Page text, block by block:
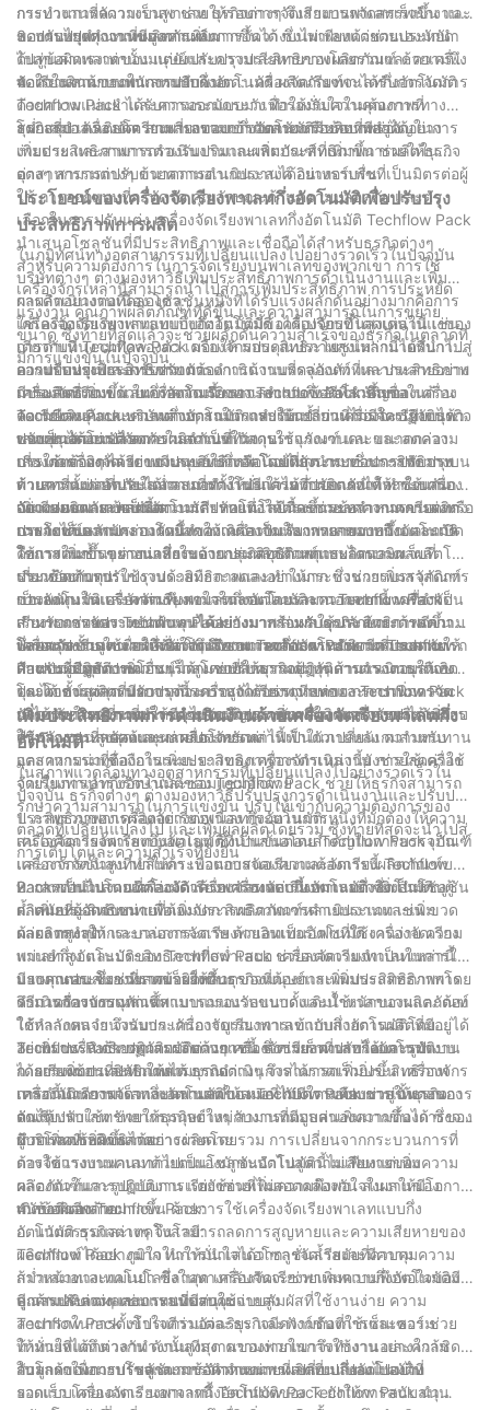
การทำงานที่ความเร็วสูง ช่วยให้รอบการจัดเรียงบนพาเลทเร็วขึ้น และ
ลดการหยุดทำงานของการผลิต
กระบวนการจัดวางบนพาเลท ธุรกิจต่างๆ จึงสามารถจัดสรรพนักงาน
ของตนไปทำงานที่มีมูลค่าเพิ่มมากขึ้นได้ ซึ่งไม่เพียงแต่ช่วยประหยัด
ต้นทุนค่าแรงเท่านั้น แต่ยังปรับปรุงประสิทธิภาพโดยรวมและความพึง
พอใจในงานของพนักงานอีกด้วย
3. ปรับปรุงคุณภาพผลิตภัณฑ์: การจัดวางบนพาเลทด้วยตนเองมักนำ
ไปสู่ข้อผิดพลาดของมนุษย์และความเสียหายของผลิตภัณฑ์ ด้วยเครื่อง
จัดเรียงสินค้าบนพาเลทแบบกึ่งอัตโนมัติ ผลิตภัณฑ์จะได้รับการจัดการ
ด้วยความแม่นยำและความระมัดระวัง ทำให้มั่นใจในคุณภาพที่
สม่ำเสมอ และลดความเสี่ยงของการแตกหักหรือข้อบกพร่อง
4. ความสามารถในการปรับขนาด: เครื่องจัดเรียงพาเลทกึ่งอัตโนมัติ
Techflow Pack ได้รับการออกแบบมาเพื่อรองรับความต้องการทาง
ธุรกิจที่กำลังเติบโต สามารถรวมเข้ากับสายการผลิตที่มีอยู่ได้อย่าง
ง่ายดาย และสามารถรองรับปริมาณผลิตภัณฑ์ที่เพิ่มขึ้น ช่วยให้ธุรกิจ
ต่างๆ สามารถปรับขนาดการดำเนินงานได้อย่างราบรื่น
โดยสรุป เครื่องจัดเรียงพาเลทแบบกึ่งอัตโนมัติมีบทบาทสำคัญในการ
เพิ่มประสิทธิภาพการดำเนินงานและเพิ่มประสิทธิภาพการผลิตใน
อุตสาหกรรมต่างๆ ด้วยความอเนกประสงค์ อินเทอร์เฟซที่เป็นมิตรต่อผู้
ใช้ การออกแบบที่กะทัดรัด คุณลักษณะด้านความปลอดภัย และตัว
เลือกในการปรับแต่ง เครื่องจัดเรียงพาเลทกึ่งอัตโนมัติ Techflow Pack
นำเสนอโซลูชันที่มีประสิทธิภาพและเชื่อถือได้สำหรับธุรกิจต่างๆ
สำหรับความต้องการในการจัดเรียงบนพาเลทของพวกเขา การใช้
เครื่องจักรเหล่านี้สามารถนำไปสู่การเพิ่มประสิทธิภาพ การประหยัด
แรงงาน คุณภาพผลิตภัณฑ์ที่ดีขึ้น และความสามารถในการขยาย
ขนาด ซึ่งท้ายที่สุดแล้วจะช่วยผลักดันความสำเร็จของธุรกิจในตลาดที่
มีการแข่งขันในปัจจุบัน
ประโยชน์ของเครื่องจัดเรียงพาเลทกึ่งอัตโนมัติเพื่อปรับปรุง
ประสิทธิภาพการผลิต
ในภูมิทัศน์ทางอุตสาหกรรมที่เปลี่ยนแปลงไปอย่างรวดเร็วในปัจจุบัน
บริษัทต่างๆ ต่างมองหาวิธีเพิ่มประสิทธิภาพการดำเนินงานและเพิ่ม
ผลผลิตอย่างต่อเนื่อง โซลูชันหนึ่งที่ได้รับแรงผลักดันอย่างมากคือการ
ใช้เครื่องจัดเรียงพาเลทแบบกึ่งอัตโนมัติ เครื่องจักรขั้นสูงเหล่านี้ เช่น
เดียวกับที่ Techflow Pack มอบให้ มอบคุณประโยชน์มากมายที่นำไปสู่
การปรับปรุงประสิทธิภาพ การดำเนินงานที่คล่องตัว และประสิทธิภาพ
การผลิตที่เพิ่มขึ้น ในบทความนี้ เราจะสำรวจข้อดีที่สำคัญของเครื่อง
จัดเรียงสินค้าบนพาเลทกึ่งอัตโนมัติ และเน้นย้ำว่าเครื่องจะปฏิวัติธุรกิจ
ของคุณได้อย่างไร
การดำเนินงานที่คล่องตัว:
เครื่องจัดเรียงพาเลทแบบกึ่งอัตโนมัติมีข้อได้เปรียบที่โดดเด่นในแง่ของ
การดำเนินงานที่คล่องตัว เครื่องจักรประสิทธิภาพสูงเหล่านี้ได้รับการ
ออกแบบมาเพื่อรองรับความต้องการด้านบรรจุภัณฑ์ที่หลากหลายอย่าง
มีประสิทธิภาพ ด้วยเครื่องจัดเรียงพาเลทแบบกึ่งอัตโนมัติของ
Techflow Pack บริษัทต่างๆ สามารถทำให้กระบวนการจัดเรียงบนพา
เลทเป็นอัตโนมัติ ลดความจำเป็นในการใช้แรงงานคน และลดความ
เสี่ยงต่อข้อผิดพลาดของมนุษย์ให้เหลือน้อยที่สุด กระบวนการจัดวางบน
พาเลทที่แม่นยำและสม่ำเสมอทำให้มั่นใจได้ว่าผลิตภัณฑ์จะซ้อนกัน
อย่างปลอดภัย ป้องกันความเสียหายที่อาจเกิดขึ้นระหว่างการขนส่งหรือ
การจัดเก็บ
ความยืดหยุ่นและการปรับตัว:
เครื่องจัดเรียงพาเลทกึ่งอัตโนมัติของ Techflow Pack ขึ้นชื่อในด้าน
ความยืดหยุ่นและความสามารถในการปรับเปลี่ยนที่ไม่มีใครเทียบได้
พวกเขาสามารถจัดการผลิตภัณฑ์ วัสดุบรรจุภัณฑ์ และขนาดกล่อง
ประเภทต่างๆ ได้อย่างมีประสิทธิภาพ โดยไม่กระทบต่อประสิทธิภาพ
ด้วยการตั้งค่าที่ปรับได้และการตั้งโปรแกรมที่ปรับแต่งได้ ทำให้เครื่อง
จัดเรียงพาเลทเหล่านี้สามารถปรับแต่งให้ตรงตามข้อกำหนดการผลิต
เฉพาะได้ ความคล่องตัวนี้ทำให้เกิดความหลากหลายมากขึ้น และเปิด
โอกาสในการขยายและกระจายกลุ่มผลิตภัณฑ์แบบไดนามิก
ปรับปรุงความปลอดภัยในสถานที่ทำงาน:
การใช้เครื่องจัดเรียงพาเลทแบบกึ่งอัตโนมัติยังนำมาซึ่งการปรับปรุง
ด้านความปลอดภัยในสถานที่ทำงานอีกด้วย ด้วยการทำให้กระบวนการ
จัดวางบนพาเลทเป็นอัตโนมัติ เทคโนโลยีนี้จะช่วยลดความเครียดทาง
กายภาพของพนักงานโดยลดความจำเป็นในการยกของหนักและการ
ใช้แรงคนซ้ำ ๆ ความเสี่ยงของการเกิดอุบัติเหตุและการบาดเจ็บที่
เกี่ยวข้องกับการใช้งานด้วยมือจะลดลงอย่างมาก ซึ่งช่วยเพิ่มสวัสดิการ
ของพนักงานและความพึงพอใจในงานโดยรวม นอกจากนี้ เครื่องจัด
เรียงพาเลทของ Techflow Pack ยังมาพร้อมกับคุณลักษณะด้านความ
ปลอดภัยขั้นสูง เพื่อให้มั่นใจถึงสภาพแวดล้อมการทำงานที่ปลอดภัย
สำหรับผู้ปฏิบัติงาน
เพิ่มผลผลิตและผลผลิต:
ประโยชน์หลักประการหนึ่งของเครื่องจัดเรียงพาเลทแบบกึ่งอัตโนมัติ
คือการเพิ่มขึ้นอย่างน่าทึ่งในด้านประสิทธิภาพการผลิตและผลผลิตโดย
รวม ด้วยการปรับปรุงประสิทธิภาพและทำให้กระบวนการบรรจุภัณฑ์
เป็นอัตโนมัติ บริษัทต่างๆ สามารถลดเวลาและความพยายามที่จำเป็น
สำหรับการจัดวางบนพาเลทได้อย่างมาก ส่งผลให้ประสิทธิภาพดีขึ้น
เครื่องจัดเรียงพาเลทกึ่งอัตโนมัติของ Techflow Pack มีความสามารถ
ด้านประสิทธิภาพความเร็วสูง ช่วยให้ธุรกิจต่างๆ สามารถตอบสนอง
โควตาการผลิตที่มีความต้องการสูงได้อย่างง่ายดาย กระบวนการจัด
วางบนพาเลทที่รวดเร็วช่วยขจัดปัญหาคอขวดในวงจรการผลิต เพิ่ม
ปริมาณงานสูงสุดและผลผลิตโดยรวม
ประหยัดต้นทุน:
การลงทุนในเครื่องจัดเรียงพาเลทกึ่งอัตโนมัติจาก Techflow Pack
สามารถช่วยประหยัดต้นทุนได้อย่างมากสำหรับธุรกิจ ด้วยการลดการ
พึ่งพาแรงงานคน บริษัทต่างๆ จึงสามารถจัดสรรทรัพยากรแรงงานให้
กับงานที่มีมูลค่าเพิ่มอื่นๆ ได้ โดยปรับความคุ้มทุนด้านแรงงานให้เกิด
ประโยชน์สูงสุด นอกจากนี้ เครื่องจัดเรียงพาเลทของ Techflow Pack
ยังได้รับการออกแบบให้มีคุณสมบัติประหยัดพลังงาน ซึ่งรับประกันการ
ใช้พลังงานที่ลดลงและช่วยประหยัดค่าไฟฟ้าในภายหลัง ความทนทาน
และความน่าเชื่อถือในระยะยาวของเครื่องจักรเหล่านี้ยังช่วยลดค่าใช้
จ่ายในการบำรุงรักษาและซ่อมแซมอีกด้วย
โดยสรุป การใช้งานเครื่องจัดเรียงพาเลทกึ่งอัตโนมัติจาก Techflow
Pack มอบคุณประโยชน์มากมายที่สามารถปฏิวัติการดำเนินธุรกิจของ
คุณได้ ตั้งแต่การปรับปรุงกระบวนการบรรจุหีบห่อและการเพิ่มความ
ปลอดภัยในสถานที่ทำงาน ไปจนถึงการเพิ่มผลผลิตและความได้เปรียบ
ด้านการประหยัดต้นทุน เครื่องจักรเหล่านี้เป็นตัวเปลี่ยนเกมสำหรับ
อุตสาหกรรมที่ต้องการเพิ่มประสิทธิภาพการดำเนินงาน การใช้เครื่อง
จัดเรียงพาเลทกึ่งอัตโนมัติของ Techflow Pack ช่วยให้ธุรกิจสามารถ
รักษาความสามารถในการแข่งขัน ปรับให้เข้ากับความต้องการของ
ตลาดที่เปลี่ยนแปลงไป และเพิ่มผลผลิตโดยรวม ซึ่งท้ายที่สุดจะนำไปสู่
การเติบโตและความสำเร็จที่ยั่งยืน
เพิ่มประสิทธิภาพการดำเนินงานด้วยเครื่องจัดเรียงพาเลทกึ่ง
อัตโนมัติ
ในสภาพแวดล้อมทางอุตสาหกรรมที่เปลี่ยนแปลงไปอย่างรวดเร็วใน
ปัจจุบัน ธุรกิจต่างๆ ต่างมองหาวิธีปรับปรุงการดำเนินงานและปรับปรุง
ประสิทธิภาพการผลิตอย่างต่อเนื่อง กระบวนการหนึ่งที่มักต้องให้ความ
สนใจคือการจัดเรียงบนพาเลท ซึ่งเป็นขั้นตอนสำคัญในการบรรจุภัณฑ์
และการจัดจำหน่ายสินค้า เพื่อตอบสนองความต้องการนี้ Techflow
Pack ขอนำเสนอเครื่องจัดเรียงพาเลทแบบกึ่งอัตโนมัติ ซึ่งเป็นโซลูชัน
ล้ำสมัยที่ออกแบบมาเพื่อเพิ่มประสิทธิภาพการดำเนินงานและเพิ่ม
ผลผลิตสูงสุด
1. ภาพรวมของเครื่องจัดเรียงพาเลทกึ่งอัตโนมัติ:
เครื่องจัดเรียงพาเลทกึ่งอัตโนมัติที่นำเสนอโดย Techflow Pack เป็น
เครื่องจักรขั้นสูงที่ทำให้กระบวนการจัดเรียงและจัดเรียงผลิตภัณฑ์บน
พาเลทเป็นไปโดยอัตโนมัติ เครื่องจักรเหล่านี้เหมาะอย่างยิ่งสำหรับผู้
ผลิตและผู้จัดจำหน่ายที่ต้องจัดการผลิตภัณฑ์หลายประเภท เช่น ขวด
กล่อง กระเป๋า และกล่องกระดาษ ด้วยอินเทอร์เฟซที่ใช้งานง่าย ความ
แม่นยำสูง และประสิทธิภาพที่สม่ำเสมอ เครื่องจัดเรียงพาเลทเหล่านี้
มอบคุณประโยชน์มากมายให้กับธุรกิจที่ต้องการเพิ่มประสิทธิภาพการ
ดำเนินการบรรจุภัณฑ์
2. การดำเนินงานที่คล่องตัวด้วยเครื่องจัดเรียงพาเลทกึ่งอัตโนมัติ:
ก. เพิ่มประสิทธิภาพ:
ด้วยการทำให้กระบวนการจัดเรียงพาเลทเป็นอัตโนมัติ เครื่องจัดเรียง
พาเลทกึ่งอัตโนมัติของ Techflow Pack ช่วยลดความจำเป็นในการใช้
แรงงานคน ซึ่งช่วยลดข้อผิดพลาดของมนุษย์และเพิ่มประสิทธิภาพโดย
รวม เครื่องจักรเหล่านี้สามารถรองรับขนาดและน้ำหนักของผลิตภัณฑ์
ได้หลากหลาย จึงรับประกันการบูรณาการเข้ากับสายการผลิตที่มีอยู่ได้
อย่างราบรื่น ด้วยคุณสมบัติต่างๆ เช่น ความเร็วที่ปรับได้และรูปแบบ
การเรียงซ้อนที่ปรับแต่งได้ ธุรกิจต่างๆ จึงสามารถเพิ่มประสิทธิภาพ
การดำเนินการจัดวางบนพาเลทให้เหมาะกับความต้องการเฉพาะของ
ตนได้
บี เวลาตอบสนองที่รวดเร็วยิ่งขึ้น:
วิธีการจัดวางบนพาเลทแบบแมนนวลแบบดั้งเดิมใช้เวลานานและต้อง
ใช้กำลังคนจำนวนมาก เครื่องจัดเรียงพาเลทแบบกึ่งอัตโนมัติโดย
Techflow Pack ปฏิวัติกระบวนการนี้ ซึ่งช่วยลดเวลารอบการทำงาน
ได้อย่างมาก และทำให้สามารถดำเนินการได้รวดเร็วยิ่งขึ้น เครื่องจักร
เหล่านี้นำความเร็วและความสม่ำเสมอที่ไม่มีใครเทียบมาสู่ขั้นตอนการ
จัดเรียงพาเลท ช่วยให้ธุรกิจต่างๆ สามารถตอบสนองความต้องการของ
ผู้บริโภคที่เพิ่มขึ้นได้อย่างง่ายดาย
3. เพิ่มประสิทธิภาพการผลิตด้วยเครื่องจัดเรียงพาเลทกึ่งอัตโนมัติ:
ก. การเพิ่มประสิทธิภาพแรงงาน:
เครื่องจัดเรียงพาเลทกึ่งอัตโนมัติของ Techflow Pack ช่วยให้ธุรกิจ
ต่างๆ ปรับใช้ทรัพยากรมนุษย์ใหม่กับงานที่มีมูลค่าเพิ่มมากขึ้นได้ ซึ่งจะ
ช่วยเพิ่มประสิทธิภาพการผลิตโดยรวม การเปลี่ยนจากกระบวนการที่
ต้องใช้แรงงานคนมากไปเป็นโซลูชันอัตโนมัตินี้ไม่เพียงแต่เพิ่มความ
คล่องตัวในการปฏิบัติงาน แต่ยังช่วยเพิ่มความพึงพอใจในงานของ
พนักงานอีกด้วย
บี การลดข้อผิดพลาด:
การจัดวางบนพาเลทด้วยตนเองมักจะนำไปสู่ความเสียหายของ
ผลิตภัณฑ์และรูปแบบการเรียงซ้อนที่ไม่สอดคล้องกัน ส่งผลให้มีโอกาส
เกิดข้อผิดพลาดมากขึ้น ด้วยการใช้เครื่องจัดเรียงพาเลทแบบกึ่ง
อัตโนมัติ ธุรกิจต่างๆ จึงสามารถลดการสูญหายและความเสียหายของ
ผลิตภัณฑ์ได้อย่างมาก ทำให้มั่นใจได้ว่าการจัดเรียงจะมีความ
สม่ำเสมอและแม่นยำ ซึ่งในทางกลับกันจะช่วยเพิ่มความพึงพอใจของ
ลูกค้าและลดผลตอบแทนที่มีค่าใช้จ่ายสูง
4. ข้อดีของ Techflow Pack:
ก. นวัตกรรมและเทคโนโลยี:
Techflow Pack ภูมิใจในการนำเสนอโซลูชั่นล้ำสมัยที่ควบคุมความ
ก้าวหน้าทางเทคโนโลยีล่าสุด เครื่องจัดเรียงพาเลทแบบกึ่งอัตโนมัติมี
คุณสมบัติต่างๆ เช่น ระบบควบคุมแบบสัมผัสที่ใช้งานง่าย ความ
สามารถในการตั้งโปรแกรมอัจฉริยะ และฟังก์ชันที่ใช้เซ็นเซอร์ ช่วย
ให้มั่นใจได้ถึงเวลาทำงานสูงสุด ความง่ายในการใช้งาน และความ
สามารถในการปรับตัวตามข้อกำหนดการผลิตที่เปลี่ยนแปลงไป
บี การปรับแต่งและการสนับสนุน:
Techflow Pack เข้าใจดีว่าแต่ละธุรกิจมีความต้องการและความ
ท้าทายที่แตกต่างกัน ดังนั้นทีมงานของพวกเขาจึงทำงานอย่างใกล้ชิด
กับลูกค้าเพื่อมอบโซลูชันการจัดวางบนพาเลทแบบกึ่งอัตโนมัติที่
ออกแบบโดยเฉพาะ นอกจากนี้ Techflow Pack ยังให้การสนับสนุน
ในโลกของการบรรจุและการจัดจำหน่ายที่เปลี่ยนแปลงไปอย่าง
รวดเร็ว เครื่องจัดเรียงพาเลทกึ่งอัตโนมัติของ Techflow Pack นำ